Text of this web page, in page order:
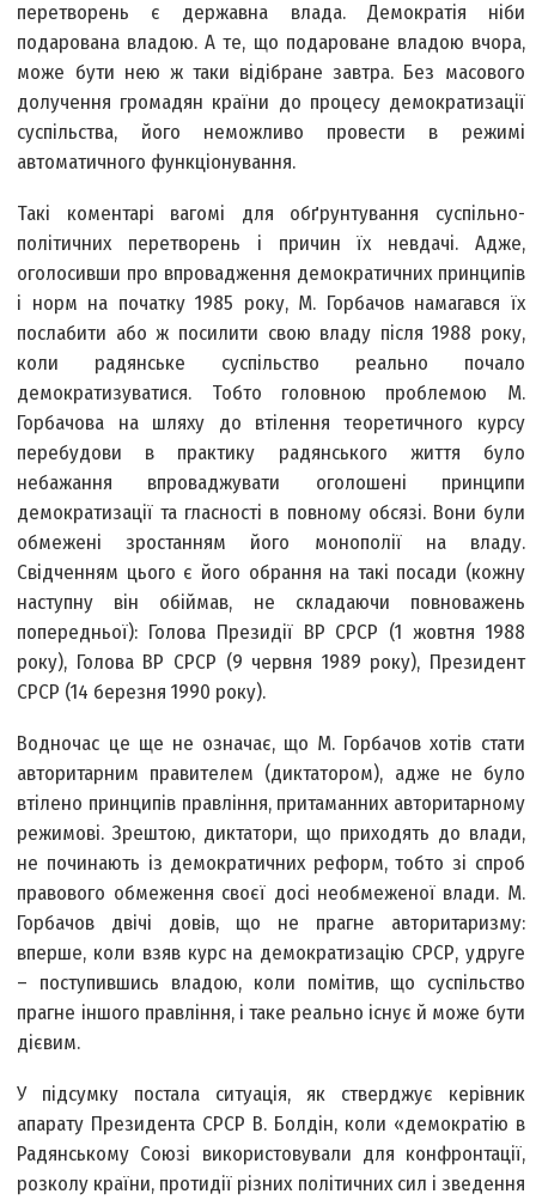
перетворень є державна влада. Демократія ніби
подарована владою. А те, що подароване владою вчора,
може бути нею ж таки відібране завтра. Без масового
долучення громадян країни до процесу демократизації
суспільства, його неможливо провести в режимі
автоматичного функціонування.
Такі коментарі вагомі для обґрунтування суспільно-
політичних перетворень і причин їх невдачі. Адже,
оголосивши про впровадження демократичних принципів
і норм на початку 1985 року, М. Горбачов намагався їх
послабити або ж посилити свою владу після 1988 року,
коли радянське суспільство реально почало
демократизуватися. Тобто головною проблемою М.
Горбачова на шляху до втілення теоретичного курсу
перебудови в практику радянського життя було
небажання впроваджувати оголошені принципи
демократизації та гласності в повному обсязі. Вони були
обмежені зростанням його монополії на владу.
Свідченням цього є його обрання на такі посади (кожну
наступну він обіймав, не складаючи повноважень
попередньої): Голова Президії ВР СРСР (1 жовтня 1988
року), Голова ВР СРСР (9 червня 1989 року), Президент
СРСР (14 березня 1990 року).
Водночас це ще не означає, що М. Горбачов хотів стати
авторитарним правителем (диктатором), адже не було
втілено принципів правління, притаманних авторитарному
режимові. Зрештою, диктатори, що приходять до влади,
не починають із демократичних реформ, тобто зі спроб
правового обмеження своєї досі необмеженої влади. М.
Горбачов двічі довів, що не прагне авторитаризму:
вперше, коли взяв курс на демократизацію СРСР, удруге
– поступившись владою, коли помітив, що суспільство
прагне іншого правління, і таке реально існує й може бути
дієвим.
У підсумку постала ситуація, як стверджує керівник
апарату Президента СРСР В. Болдін, коли «демократію в
Радянському Союзі використовували для конфронтації,
розколу країни, протидії різних політичних сил і зведення